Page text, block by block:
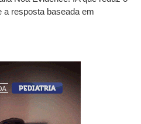
a resposta baseada em